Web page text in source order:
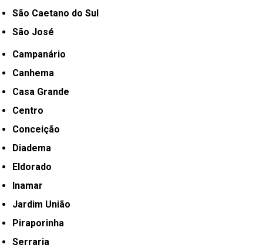
São Caetano do Sul
São José
Campanário
Canhema
Casa Grande
Centro
Conceição
Diadema
Eldorado
Inamar
Jardim União
Piraporinha
Serraria